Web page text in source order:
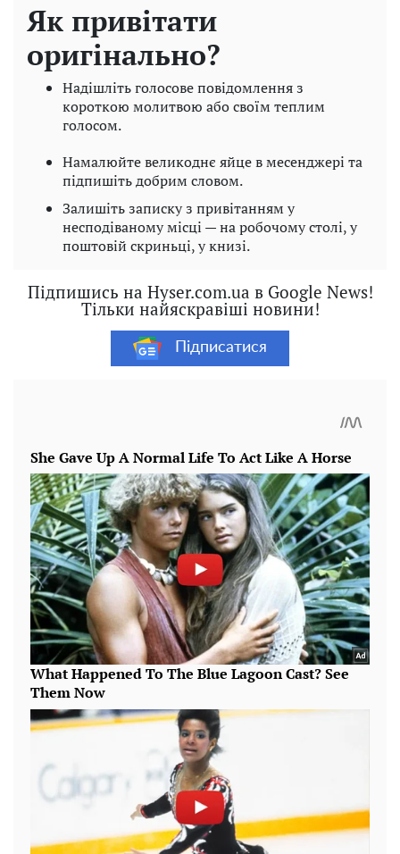
Як привітати
оригінально?
Надішліть голосове повідомлення з
короткою молитвою або своїм теплим
голосом.
Намалюйте великоднє яйце в месенджері та
підпишіть добрим словом.
Залишіть записку з привітанням у
несподіваному місці — на робочому столі, у
поштовій скриньці, у книзі.
Підпишись на Hyser.com.ua в Google News!
Тільки найяскравіші новини!
Підписатися